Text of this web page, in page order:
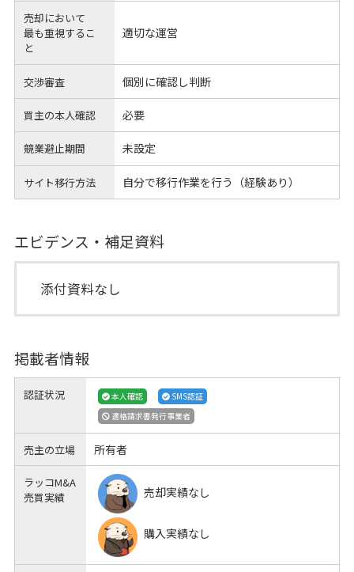
売却において
最も重視するこ
と
適切な運営
交渉審査 個別に確認し判断
買主の本人確認 必要
競業避止期間 未設定
サイト移行方法 自分で移行作業を行う（経験あり）
エビデンス・補足資料
添付資料なし
掲載者情報
認証状況 本人確認
SMS認証
適格請求書発行事業者
売主の立場 所有者
ラッコM&A
売買実績
売却実績なし
購入実績なし